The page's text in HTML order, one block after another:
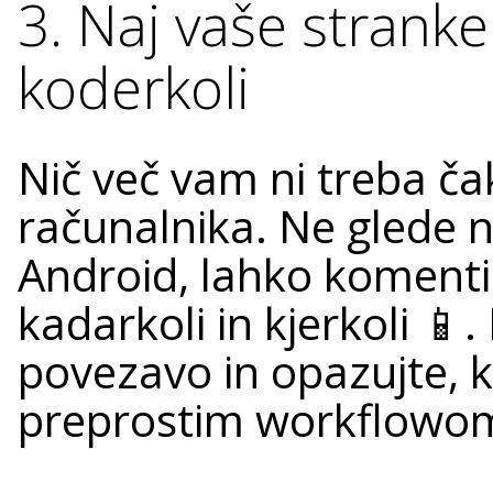
3. Naj vaše
koderkoli
Nič več vam ni treba
računalnika. Ne glede
Android, lahko
kadarkoli in kjerkoli
povezavo in opazujte,
preprostim